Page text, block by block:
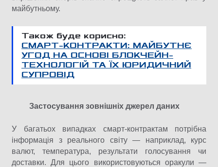
майбутньому.
Також буде корисно:
СМАРТ-КОНТРАКТИ: МАЙБУТНЄ
УГОД НА ОСНОВІ БЛОКЧЕЙН-
ТЕХНОЛОГІЙ ТА ЇХ ЮРИДИЧНИЙ
СУПРОВІД
Застосування зовнішніх джерел даних
У багатьох випадках смарт-контрактам потрібна
інформація з реального світу — наприклад, курс
валют, температура, результати голосування чи
доставки. Для цього використовуються оракули —